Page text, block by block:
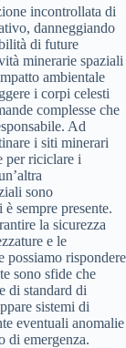
incontrollata di
danneggiando
di future
minerarie spaziali
ambientale
i corpi celesti
complesse che
Ad
i siti minerari
per riciclare i
sono
sempre presente.
la sicurezza
e le
possiamo rispondere
sono sfide che
di standard di
sistemi di
eventuali anomalie
di emergenza.